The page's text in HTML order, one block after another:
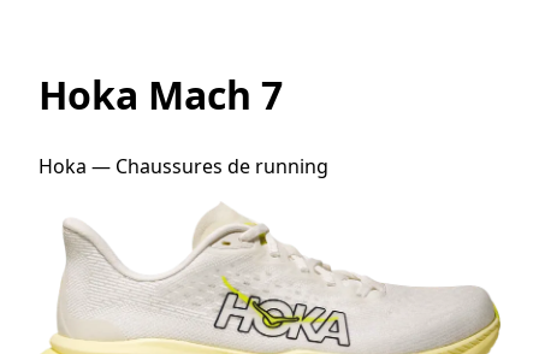
Hoka Mach 7
Hoka — Chaussures de running